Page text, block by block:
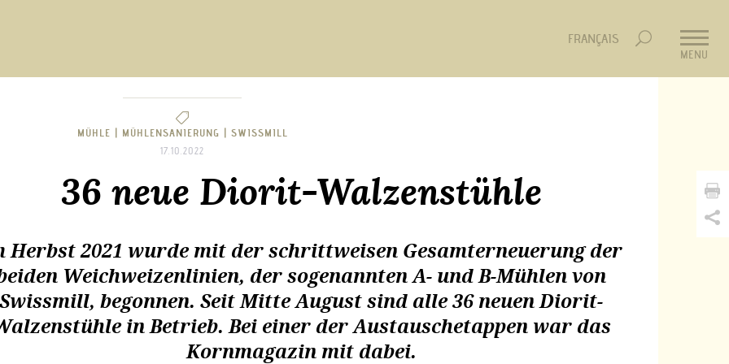
FRANÇAIS
MENU
MÜHLE | MÜHLENSANIERUNG | SWISSMILL
17.10.2022
36 neue Diorit-Walzenstühle
Herbst 2021 wurde mit der schrittweisen Gesamterneuerung der
Weichweizenlinien, der sogenannten A- und B-Mühlen von
Swissmill, begonnen. Seit Mitte August sind alle 36 neuen Diorit-
in Betrieb. Bei einer der Austauschetappen war das
Kornmagazin mit dabei.